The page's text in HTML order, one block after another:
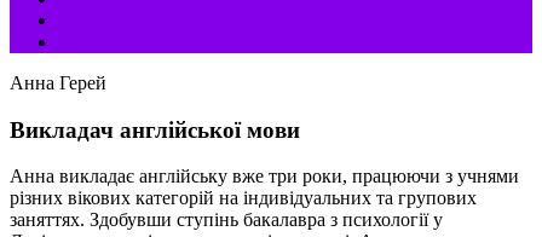
Анна Герей
Викладач англійської мови
Анна викладає англійську вже три роки, працюючи з учнями
різних вікових категорій на індивідуальних та групових
заняттях. Здобувши ступінь бакалавра з психології у